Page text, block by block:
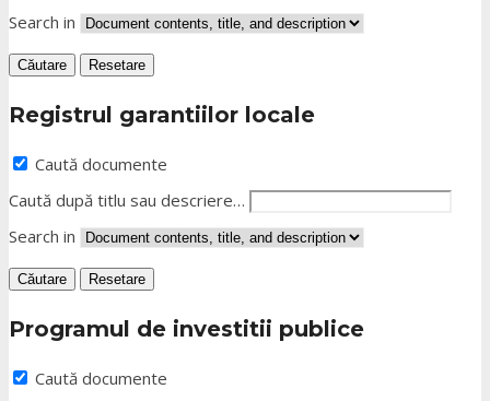
Search in
Căutare Resetare
Registrul garantiilor locale
Caută documente
Caută după titlu sau descriere…
Search in
Căutare Resetare
Programul de investitii publice
Caută documente